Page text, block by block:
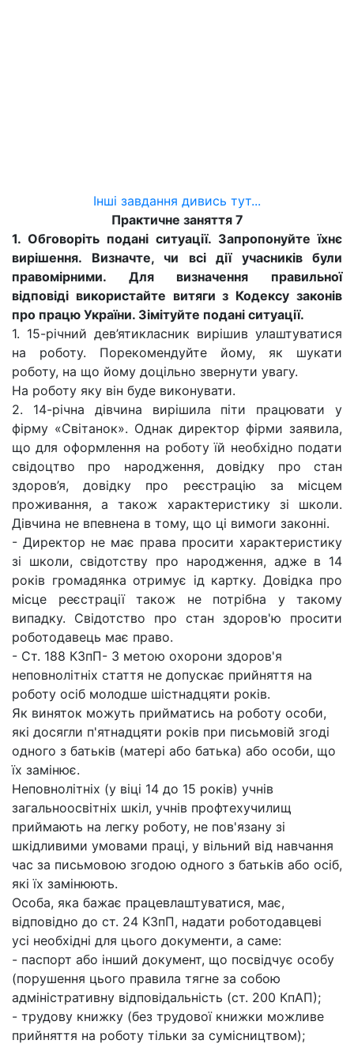
Інші завдання дивись тут...
Практичне заняття 7
1. Обговоріть подані ситуації. Запропонуйте їхнє
вирішення. Визначте, чи всі дії учасників були
правомірними. Для визначення правильної
відповіді використайте витяги з Кодексу законів
про працю України. Зімітуйте подані ситуації.
1. 15-річний дев’ятикласник вирішив улаштуватися
на роботу. Порекомендуйте йому, як шукати
роботу, на що йому доцільно звернути увагу.
На роботу яку він буде виконувати.
2. 14-річна дівчина вирішила піти працювати у
фірму «Світанок». Однак директор фірми заявила,
що для оформлення на роботу їй необхідно подати
свідоцтво про народження, довідку про стан
здоров’я, довідку про реєстрацію за місцем
проживання, а також характеристику зі школи.
Дівчина не впевнена в тому, що ці вимоги законні.
- Директор не має права просити характеристику
зі школи, свідотству про народження, адже в 14
років громадянка отримує ід картку. Довідка про
місце реєстрації також не потрібна у такому
випадку. Свідотство про стан здоров'ю просити
роботодавець має право.
- Ст. 188 КЗпП- З метою охорони здоров'я
неповнолітніх стаття не допускає прийняття на
роботу осіб молодше шістнадцяти років.
Як виняток можуть прийматись на роботу особи,
які досягли п'ятнадцяти років при письмовій згоді
одного з батьків (матері або батька) або особи, що
їх замінює.
Неповнолітніх (у віці 14 до 15 років) учнів
загальноосвітніх шкіл, учнів профтехучилищ
приймають на легку роботу, не пов'язану зі
шкідливими умовами праці, у вільний від навчання
час за письмовою згодою одного з батьків або осіб,
які їх замінюють.
Особа, яка бажає працевлаштуватися, має,
відповідно до ст. 24 КЗпП, надати роботодавцеві
усі необхідні для цього документи, а саме:
- паспорт або інший документ, що посвідчує особу
(порушення цього правила тягне за собою
адміністративну відповідальність (ст. 200 КпАП);
- трудову книжку (без трудової книжки можливе
прийняття на роботу тільки за сумісництвом);